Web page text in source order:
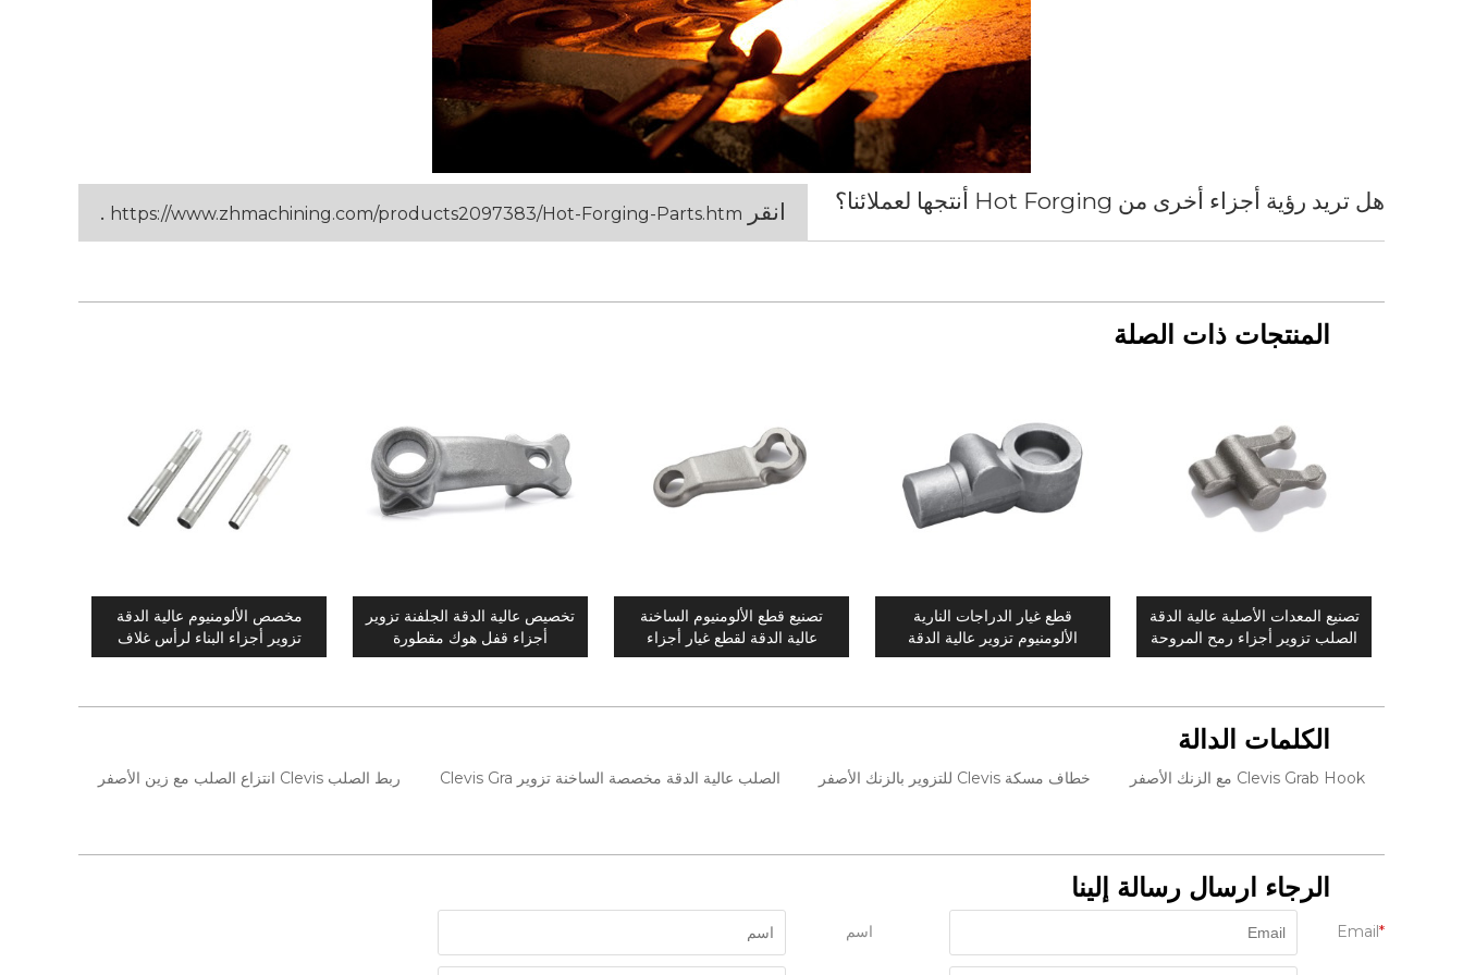
هل تريد رؤية أجزاء أخرى من Hot Forging أنتجها لعملائنا؟ انقر https://www.zhmachining.com/products2097383/Hot-Forging-Parts.htm
.
المنتجات ذات الصلة
تصنيع المعدات الأصلية عالية الدقة
الصلب تزوير أجزاء رمح المروحة
قطع غيار الدراجات النارية
الألومنيوم تزوير عالية الدقة
مخصصة
تصنيع قطع الألومنيوم الساخنة
عالية الدقة لقطع غيار أجزاء
الدراجة الجبلية
تخصيص عالية الدقة الجلفنة تزوير
أجزاء قفل هوك مقطورة
مخصص الألومنيوم عالية الدقة
تزوير أجزاء البناء لرأس غلاف
حقول النفط
الكلمات الدالة
Clevis Grab Hook مع الزنك الأصفر خطاف مسكة Clevis للتزوير بالزنك الأصفر الصلب عالية الدقة مخصصة الساخنة تزوير Clevis Gra ربط الصلب Clevis انتزاع الصلب مع زين الأصفر
الرجاء ارسال رسالة إلينا
*
Email اسم